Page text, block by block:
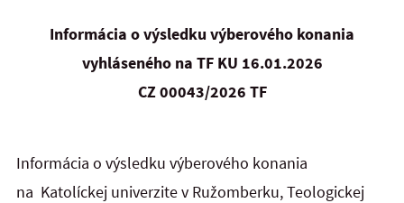
Informácia o výsledku výberového konania
vyhláseného na TF KU 16.01.2026
CZ 00043/2026 TF
Informácia o výsledku výberového konania
na Katolíckej univerzite v Ružomberku, Teologickej